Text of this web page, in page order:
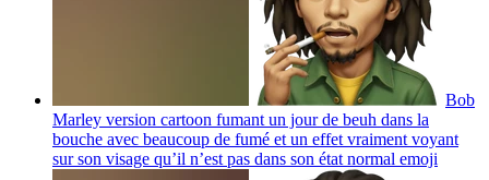
Bob
Marley version cartoon fumant un jour de beuh dans la
bouche avec beaucoup de fumé et un effet vraiment voyant
sur son visage qu’il n’est pas dans son état normal emoji